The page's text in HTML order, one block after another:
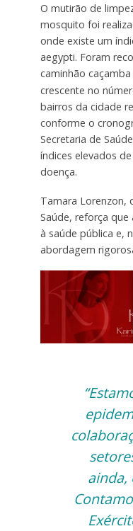
O mutirão de
mosquito foi
onde existe um
aegypti. Foram
caminhão
crescente no
bairros da cidade
conforme o
Secretaria de
índices elevados
doença.
Tamara Lorenzon,
Saúde, reforça que
à saúde pública e,
abordagem
ainda,